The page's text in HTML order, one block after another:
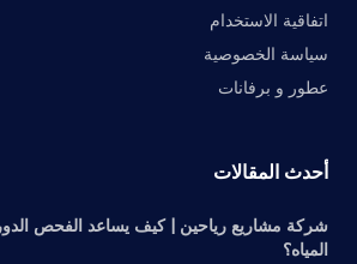
اتفاقية الاستخدام
سياسة الخصوصية
عطور و برفانات
أحدث المقالات
شركة مشاريع رياحين | كيف يساعد الفحص
المياه؟